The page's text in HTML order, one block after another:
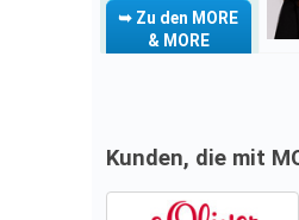
➥ Zu den MORE
& MORE
Kunden, die mit